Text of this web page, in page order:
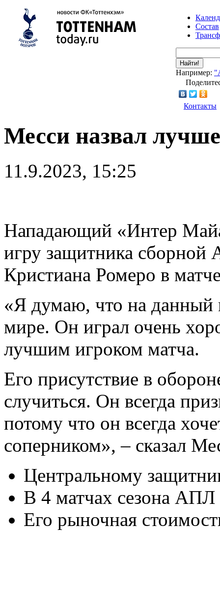
Состав
Найти!
Например:
Контакты
Месси назвал
11.9.2023, 15:25
Нападающий «Интер
игру защитника сборной
Кристиана Ромеро в
«Я думаю, что на
мире. Он играл очень
лучшим игроком матча.
Его присутствие в
случиться. Он всегда
потому что он всегда
соперником», – сказал
Центральному
В 4 матчах сезона АПЛ
Его рыночная